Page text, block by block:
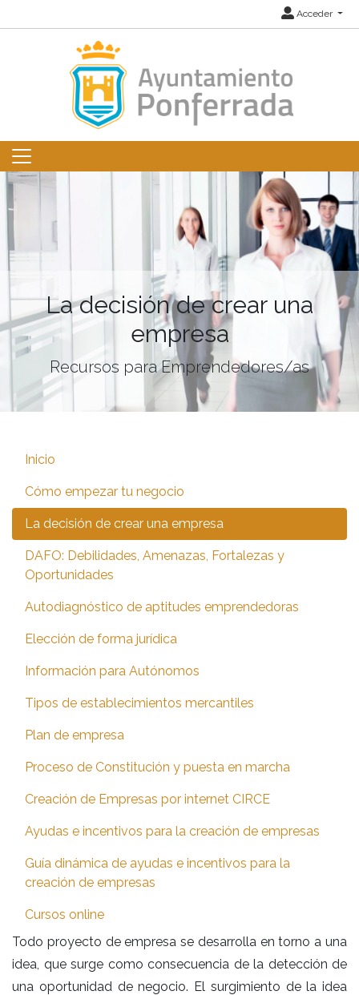
Acceder
La decisión de crear una
empresa
Recursos para Emprendedores/as
Inicio
Cómo empezar tu negocio
La decisión de crear una empresa
DAFO: Debilidades, Amenazas, Fortalezas y
Oportunidades
Autodiagnóstico de aptitudes emprendedoras
Elección de forma jurídica
Información para Autónomos
Tipos de establecimientos mercantiles
Plan de empresa
Proceso de Constitución y puesta en marcha
Creación de Empresas por internet CIRCE
Ayudas e incentivos para la creación de empresas
Guía dinámica de ayudas e incentivos para la
creación de empresas
Cursos online
Todo proyecto de empresa se desarrolla en torno a una
idea, que surge como consecuencia de la detección de
una oportunidad de negocio. El surgimiento de la idea